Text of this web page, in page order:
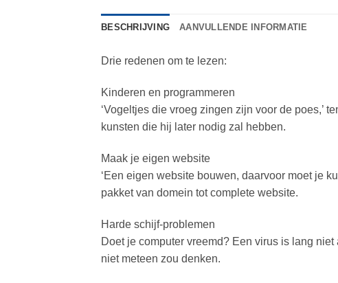
BESCHRIJVING AANVULLENDE INFORMATIE
Drie redenen om te lezen:
Kinderen en programmeren
‘Vogeltjes die vroeg zingen zijn voor de poes,’
kunsten die hij later nodig zal hebben.
Maak je eigen website
‘Een eigen website bouwen, daarvoor moet je
pakket van domein tot complete website.
Harde schijf-problemen
Doet je computer vreemd? Een virus is lang
niet meteen zou denken.